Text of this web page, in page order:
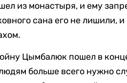
из монастыря, и ему
сана его не лишили,
Цымбалюк пошел в
больше всего нужно